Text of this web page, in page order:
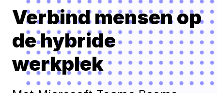
Verbind mensen op
de hybride
werkplek